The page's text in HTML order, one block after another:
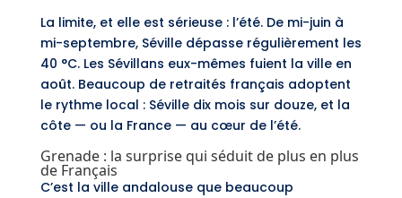
La limite, et elle est sérieuse : l’été. De mi-juin à
mi-septembre, Séville dépasse régulièrement les
40 °C. Les Sévillans eux-mêmes fuient la ville en
août. Beaucoup de retraités français adoptent
le rythme local : Séville dix mois sur douze, et la
côte — ou la France — au cœur de l’été.
Grenade : la surprise qui séduit de plus en plus
de Français
C’est la ville andalouse que beaucoup